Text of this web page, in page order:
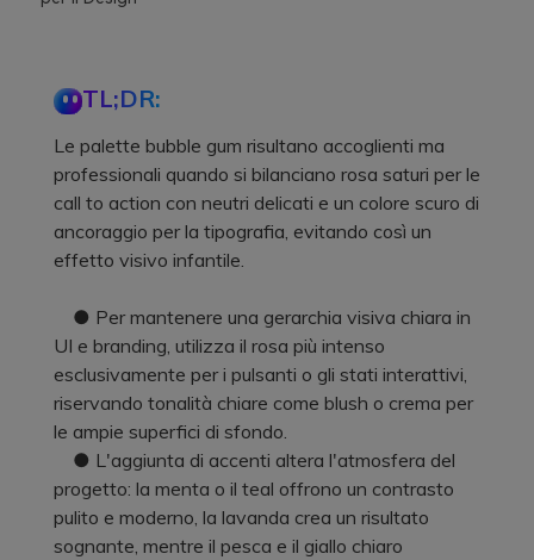
TL;DR:
Le palette bubble gum risultano accoglienti ma
professionali quando si bilanciano rosa saturi per le
call to action con neutri delicati e un colore scuro di
ancoraggio per la tipografia, evitando così un
effetto visivo infantile.
● Per mantenere una gerarchia visiva chiara in
UI e branding, utilizza il rosa più intenso
esclusivamente per i pulsanti o gli stati interattivi,
riservando tonalità chiare come blush o crema per
le ampie superfici di sfondo.
● L'aggiunta di accenti altera l'atmosfera del
progetto: la menta o il teal offrono un contrasto
pulito e moderno, la lavanda crea un risultato
sognante, mentre il pesca e il giallo chiaro